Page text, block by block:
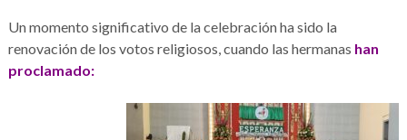
Un momento significativo de la celebración ha sido la
renovación de los votos religiosos, cuando las hermanas han
proclamado: